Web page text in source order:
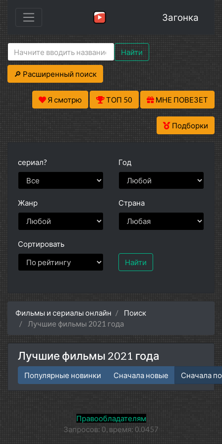
Загонка
Найти
🔎 Расширенный поиск
Я смотрю ТОП 50 МНЕ ПОВЕЗЕТ
Подборки
сериал? Год
Жанр Страна
Сортировать
Найти
Фильмы и сериалы онлайн
Поиск
Лучшие фильмы 2021 года
Лучшие фильмы 2021 года
Популярные новинки Сначала новые Сначала
Правообладателям
Запросов: 0, время: 0.0457